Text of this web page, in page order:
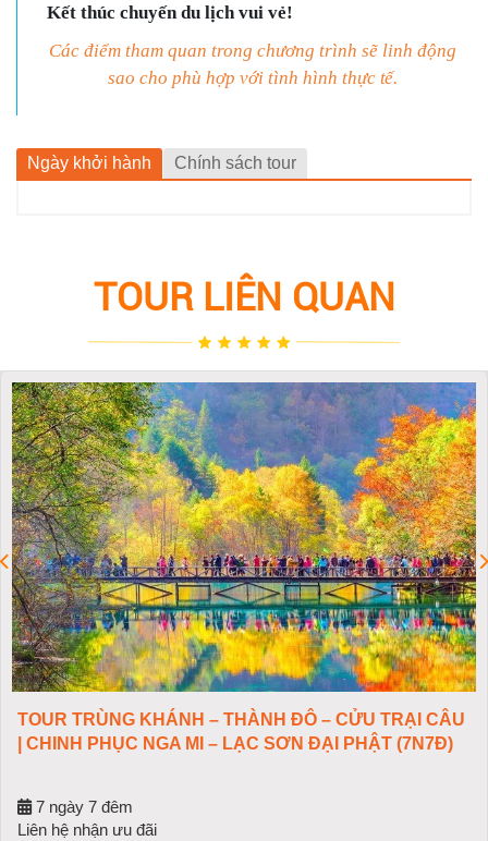
Kết thúc chuyến du lịch vui vẻ!
Các điểm tham quan trong chương trình sẽ linh động
sao cho phù hợp với tình hình thực tế.
Ngày khởi hành Chính sách tour
TOUR LIÊN QUAN
TOUR TRÙNG KHÁNH – THÀNH ĐÔ – CỬU TRẠI CÂU
| CHINH PHỤC NGA MI – LẠC SƠN ĐẠI PHẬT (7N7Đ)
7 ngày 7 đêm
Liên hệ nhận ưu đãi